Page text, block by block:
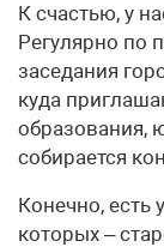
К счастью, у
Регулярно по
заседания
куда
образования,
собирается
Конечно, есть
которых –